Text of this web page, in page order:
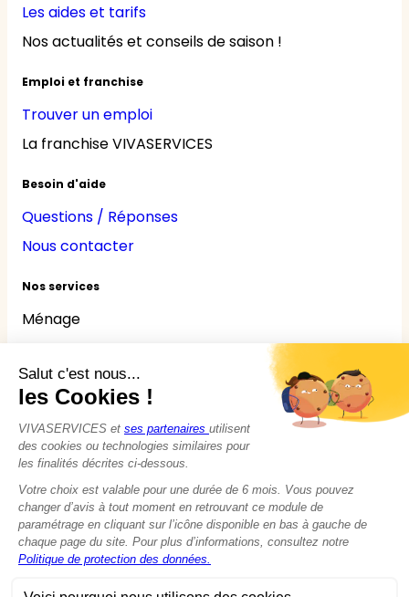
Les aides et tarifs
Nos actualités et conseils de saison !
Emploi et franchise
Trouver un emploi
La franchise VIVASERVICES
Besoin d'aide
Questions / Réponses
Nous contacter
Nos services
Ménage
Jardinage
Bricolage
Nounou
Seniors
Handicaps
© 2015 - 2026VIVASERVICES
Modifier vos préférences en matière de cookies